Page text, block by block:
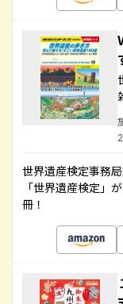
世界遺産検定事務
「世界遺産検定」
冊！